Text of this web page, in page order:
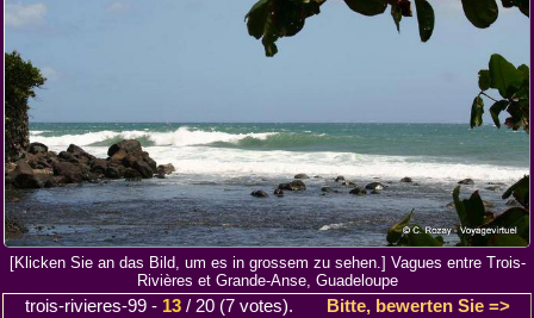
[Klicken Sie an das Bild, um es in grossem zu sehen.] Vagues entre Trois-
Rivières et Grande-Anse, Guadeloupe
trois-rivieres-99 - 13 / 20 (7 votes). Bitte, bewerten Sie =>